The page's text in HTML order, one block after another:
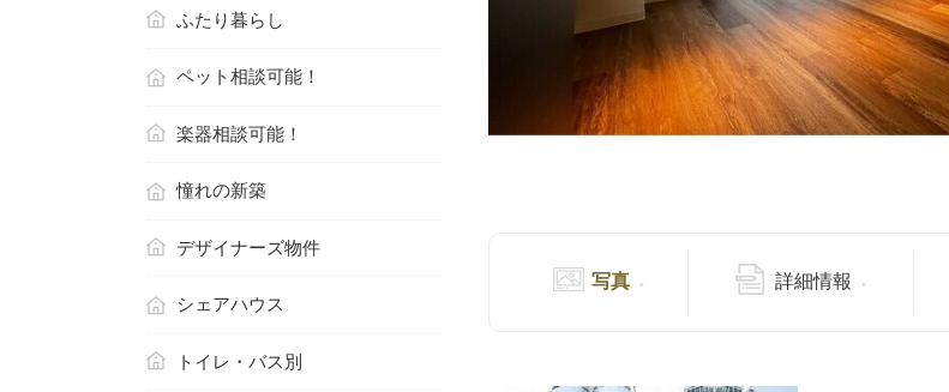
写真 詳細情報
ふたり暮らし
ペット相談可能！
楽器相談可能！
憧れの新築
デザイナーズ物件
シェアハウス
トイレ・バス別